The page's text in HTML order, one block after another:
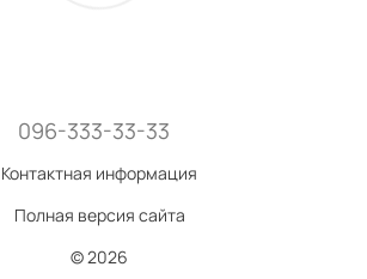
096-333-33-33
Контактная информация
Полная версия сайта
© 2026